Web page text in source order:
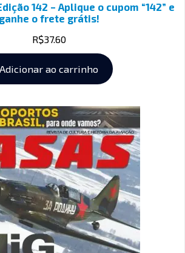
142 – Aplique o cupom “142” e
ganhe o frete grátis!
R$37.60
Adicionar ao carrinho